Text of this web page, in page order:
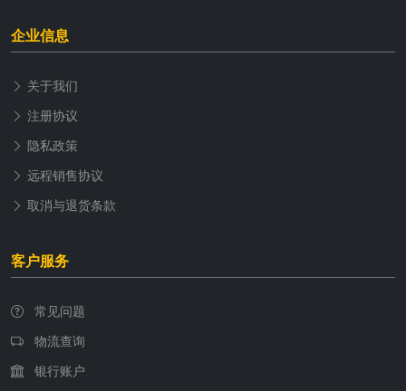
企业信息
关于我们
注册协议
隐私政策
远程销售协议
取消与退货条款
客户服务
常见问题
物流查询
银行账户